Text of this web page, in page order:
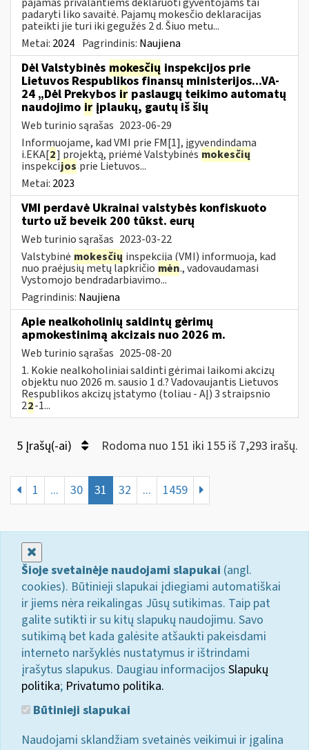
padaryti liko savaitė. Pajamų mokesčio deklaracijas
pateikti jie turi iki gegužės 2 d. Šiuo metu...
Metai: 2024 Pagrindinis: Naujiena
Dėl Valstybinės mokesčių inspekcijos prie
Lietuvos Respublikos finansų ministerijos...VA-
24 „Dėl Prekybos ir paslaugų teikimo automatų
naudojimo ir įplaukų, gautų iš šių
Web turinio sąrašas 2023-06-29
Informuojame, kad VMI prie FM[1], įgyvendindama
i.EKA[2] projektą, priėmė Valstybinės mokesčių
inspekcijos prie Lietuvos...
Metai: 2023
VMI perdavė Ukrainai valstybės konfiskuoto
turto už beveik 200 tūkst. eurų
Web turinio sąrašas 2023-03-22
Valstybinė mokesčių inspekcija (VMI) informuoja, kad
nuo praėjusių metų lapkričio mėn., vadovaudamasi
Vystomojo bendradarbiavimo...
Pagrindinis: Naujiena
Apie nealkoholinių saldintų gėrimų
apmokestinimą akcizais nuo 2026 m.
Web turinio sąrašas 2025-08-20
1. Kokie nealkoholiniai saldinti gėrimai laikomi akcizų
objektu nuo 2026 m. sausio 1 d.? Vadovaujantis Lietuvos
Respublikos akcizų įstatymo (toliau - AĮ) 3 straipsnio
22-1...
5 Įrašų(-ai) Rodoma nuo 151 iki 155 iš 7,293 irašų.
1 ... 30 31 32 ... 1459
Šioje svetainėje naudojami slapukai (angl.
cookies). Būtinieji slapukai įdiegiami automatiškai
ir jiems nėra reikalingas Jūsų sutikimas. Taip pat
galite sutikti ir su kitų slapukų naudojimu. Savo
sutikimą bet kada galėsite atšaukti pakeisdami
interneto naršyklės nustatymus ir ištrindami
įrašytus slapukus. Daugiau informacijos Slapukų
politika; Privatumo politika.
Būtinieji slapukai
Naudojami sklandžiam svetainės veikimui ir įgalina